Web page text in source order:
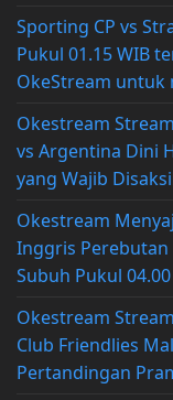
Sporting CP vs
Pukul 01.15 WIB
OkeStream untuk
Okestream
vs Argentina Dini
yang Wajib
Okestream
Inggris Perebutan
Subuh Pukul
Okestream
Club Friendlies
Pertandingan